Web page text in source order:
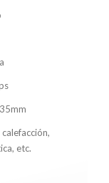
etc.